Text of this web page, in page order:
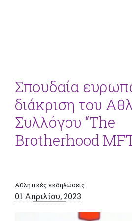
Σπουδαία
διάκριση του
Συλλόγου “Τhe
Brotherhood
Αθλητικές εκδηλώσεις
01 Απριλίου, 2023